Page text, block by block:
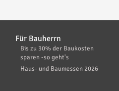
Für Bauherrn
Bis zu 30% der Baukosten
sparen -so geht's
Haus- und Baumessen 2026